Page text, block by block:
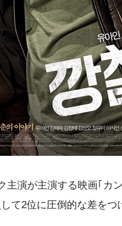
主演が主演する映画｢カ
て2位に圧倒的な差をつ